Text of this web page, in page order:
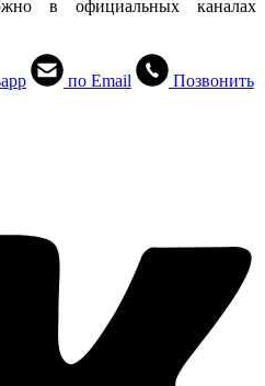
в официальных каналах
по Email Позвонить